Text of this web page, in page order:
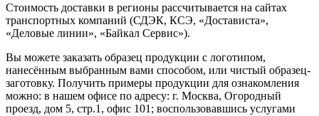
Стоимость доставки в регионы рассчитывается на сайтах
транспортных компаний (СДЭК, КСЭ, «Достависта»,
«Деловые линии», «Байкал Сервис»).
Вы можете заказать образец продукции с логотипом,
нанесённым выбранным вами способом, или чистый образец-
заготовку. Получить примеры продукции для ознакомления
можно: в нашем офисе по адресу: г. Москва, Огородный
проезд, дом 5, стр.1, офис 101; воспользовавшись услугами